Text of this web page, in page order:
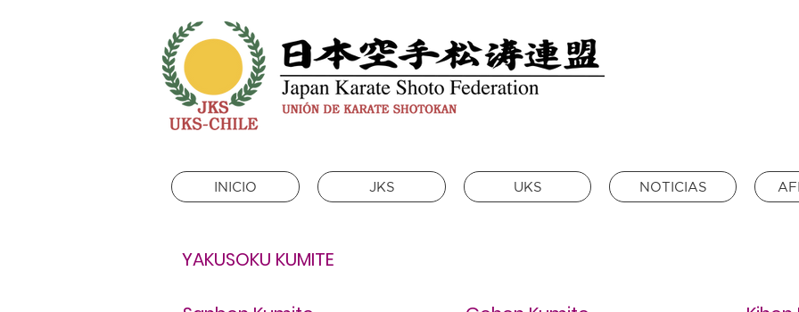
INICIO JKS UKS NOTICIAS
YAKUSOKU KUMITE